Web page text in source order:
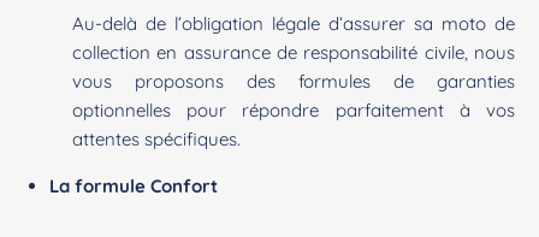
Au-delà de l’obligation légale d’assurer sa moto de
collection en assurance de responsabilité civile, nous
vous proposons des formules de garanties
optionnelles pour répondre parfaitement à vos
attentes spécifiques.
La formule Confort